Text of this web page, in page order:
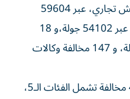
41250 جولة، و 1235 مخالفة غش تجاري، عبر 59604
جولات، و2228 لعلامات تجارية، عبر 54102 جولة،و 18
مخالفة حقوق مؤلف، عبر 63 جولة، و 147 مخالفة وكالات
وحررت اقتصادية عجمان، 4112 مخالفة تشمل الفئات الـ5،